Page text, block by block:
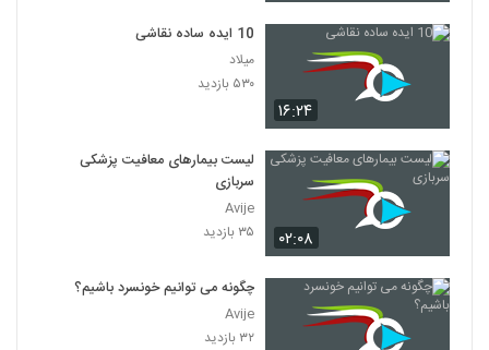
۱۶:۲۴
10 ایده ساده نقاشی
میلاد
۵۳۰ بازدید
۰۲:۰۸
لیست بیمارهای معافیت پزشکی
سربازی
Avije
۳۵ بازدید
چگونه می توانیم خونسرد باشیم؟
Avije
۳۲ بازدید